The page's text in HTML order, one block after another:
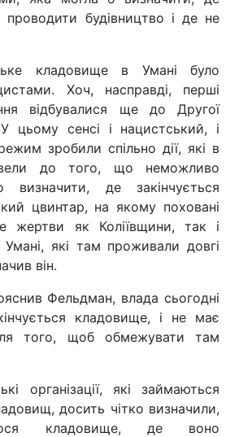
проводити будівництво і де не
кладовище в Умані було
Хоч, насправді, перші
відбувалися ще до Другої
У цьому сенсі і нацистський, і
зробили спільно дії, які в
до того, що неможливо
визначити, де закінчується
цвинтар, на якому поховані
жертви як Коліївщини, так і
які там проживали довгі
він.
Фельдман, влада сьогодні
кладовище, і не має
того, щоб обмежувати там
організації, які займаються
досить чітко визначили,
кладовище, де воно